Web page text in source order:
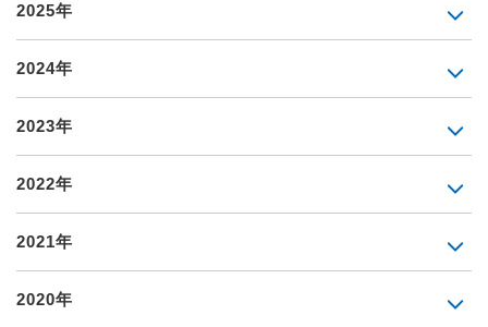
2025年
2024年
2023年
2022年
2021年
2020年